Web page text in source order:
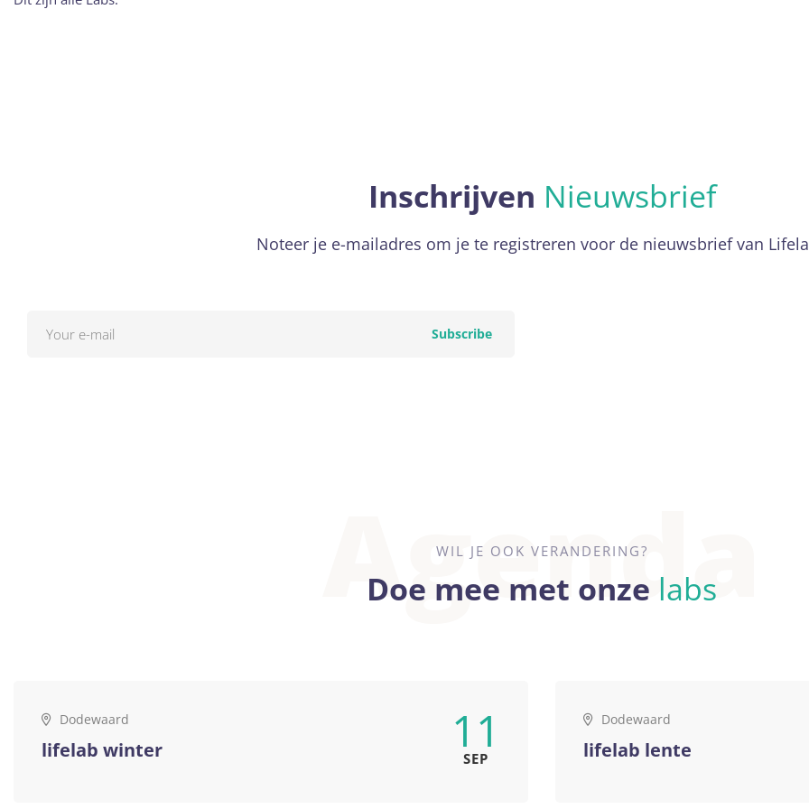
Inschrijven Nieuwsbrief
Noteer je e-mailadres om je te registreren voor de nieuwsbrief van
Subscribe
Agenda
WIL JE OOK VERANDERING?
Doe mee met onze labs
Dodewaard
lifelab winter 11
SEP
Dodewaard
lifelab lente